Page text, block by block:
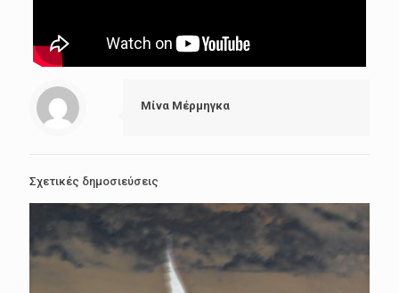
Μίνα Μέρμηγκα
Σχετικές δημοσιεύσεις